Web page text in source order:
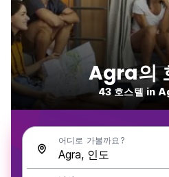
Agra의
43 호스텔 in
어디로 가볼까요?